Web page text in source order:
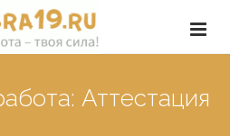
Аттестация